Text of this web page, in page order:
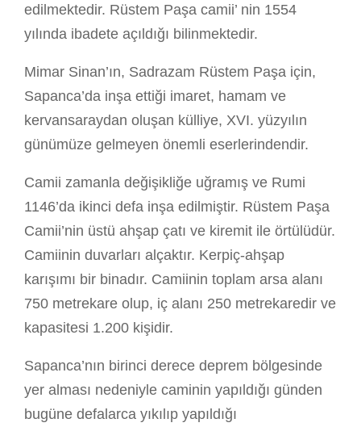
edilmektedir. Rüstem Paşa camii’ nin 1554
yılında ibadete açıldığı bilinmektedir.
Mimar Sinan’ın, Sadrazam Rüstem Paşa için,
Sapanca’da inşa ettiği imaret, hamam ve
kervansaraydan oluşan külliye, XVI. yüzyılın
günümüze gelmeyen önemli eserlerindendir.
Camii zamanla değişikliğe uğramış ve Rumi
1146’da ikinci defa inşa edilmiştir. Rüstem Paşa
Camii’nin üstü ahşap çatı ve kiremit ile örtülüdür.
Camiinin duvarları alçaktır. Kerpiç-ahşap
karışımı bir binadır. Camiinin toplam arsa alanı
750 metrekare olup, iç alanı 250 metrekaredir ve
kapasitesi 1.200 kişidir.
Sapanca’nın birinci derece deprem bölgesinde
yer alması nedeniyle caminin yapıldığı günden
bugüne defalarca yıkılıp yapıldığı